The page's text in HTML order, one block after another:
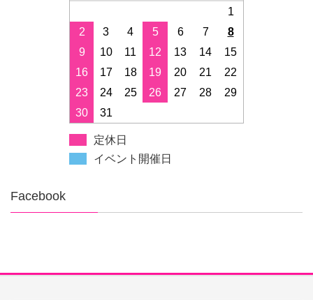
1
2
3 4 5 6 7
8
9
10 11 12 13 14
15
16
17 18 19 20 21
22
23
24 25 26 27 28
29
30
31
定休日
イベント開催日
Facebook